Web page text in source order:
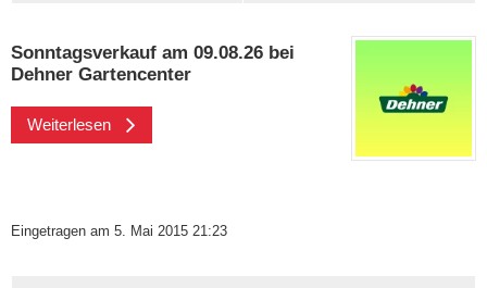
Sonntagsverkauf am 09.08.26 bei
Dehner Gartencenter
Weiterlesen
Eingetragen am 5. Mai 2015 21:23